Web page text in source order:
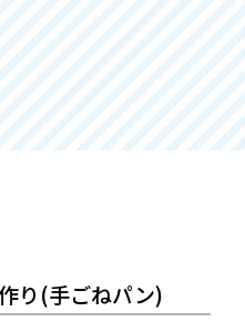
り(手ごねパン)